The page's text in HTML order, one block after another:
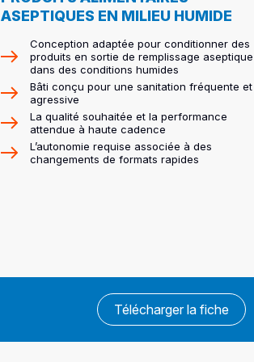
ASEPTIQUES EN MILIEU HUMIDE
Conception adaptée pour conditionner des
produits en sortie de remplissage aseptique
dans des conditions humides
Bâti conçu pour une sanitation fréquente et
agressive
La qualité souhaitée et la performance
attendue à haute cadence
L’autonomie requise associée à des
changements de formats rapides
Télécharger la fiche